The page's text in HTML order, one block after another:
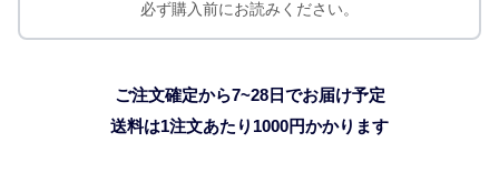
必ず購入前にお読みください。
ご注文確定から7~28日でお届け予定
送料は1注文あたり 1000円かかります